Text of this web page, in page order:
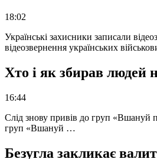
18:02
Українські захисники записали
відеозвернення українських
Хто і як збирав людей
16:44
Слід знову привів до груп «Вшануй
груп «Вшануй …
Безугла закликає